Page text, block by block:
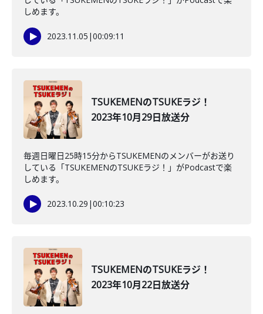
しめます。
2023.11.05 |00:09:11
TSUKEMENのTSUKEラジ！
2023年10月29日放送分
毎週日曜日25時15分からTSUKEMENのメンバーがお送り
している「TSUKEMENのTSUKEラジ！」がPodcastで楽
しめます。
2023.10.29 |00:10:23
TSUKEMENのTSUKEラジ！
2023年10月22日放送分